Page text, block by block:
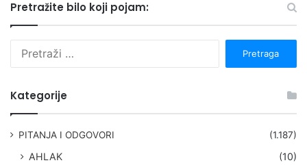
Pretražite bilo koji pojam:
Kategorije
PITANJA I ODGOVORI (1.187)
AHLAK
(10)